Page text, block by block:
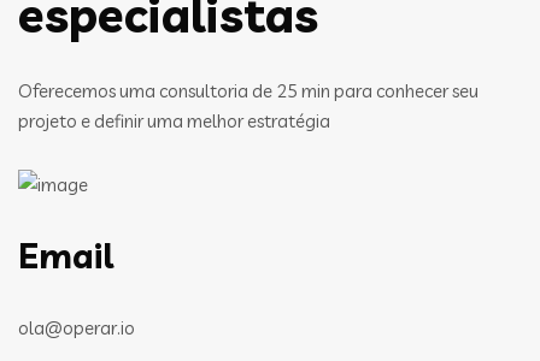
especialistas
Oferecemos uma consultoria de 25 min para conhecer seu
projeto e definir uma melhor estratégia
Email
ola@operar.io